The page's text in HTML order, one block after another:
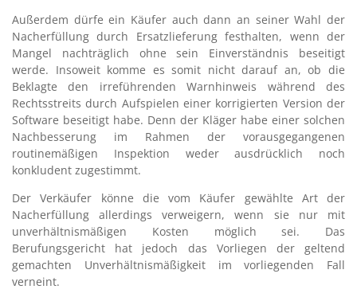
Außerdem dürfe ein Käufer auch dann an seiner Wahl der
Nacherfüllung durch Ersatzlieferung festhalten, wenn der
Mangel nachträglich ohne sein Einverständnis beseitigt
werde. Insoweit komme es somit nicht darauf an, ob die
Beklagte den irreführenden Warnhinweis während des
Rechtsstreits durch Aufspielen einer korrigierten Version der
Software beseitigt habe. Denn der Kläger habe einer solchen
Nachbesserung im Rahmen der vorausgegangenen
routinemäßigen Inspektion weder ausdrücklich noch
konkludent zugestimmt.
Der Verkäufer könne die vom Käufer gewählte Art der
Nacherfüllung allerdings verweigern, wenn sie nur mit
unverhältnismäßigen Kosten möglich sei. Das
Berufungsgericht hat jedoch das Vorliegen der geltend
gemachten Unverhältnismäßigkeit im vorliegenden Fall
verneint.